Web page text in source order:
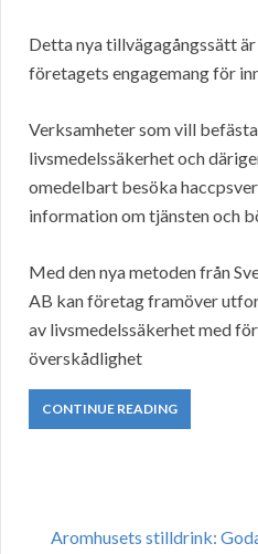
Detta nya tillvägagångssätt
företagets engagemang för
Verksamheter som vill
livsmedelssäkerhet och
omedelbart besöka
information om tjänsten och
Med den nya metoden från
AB kan företag framöver
av livsmedelssäkerhet med
överskådlighet
CONTINUE READING
Aromhusets stilldrink: